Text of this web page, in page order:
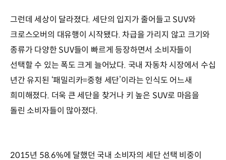
그런데 세상이 달라졌다. 세단의 입지가 줄어들고 SUV와
크로스오버의 대유행이 시작됐다. 차급을 가리지 않고 크기와
종류가 다양한 SUV들이 빠르게 등장하면서 소비자들이
선택할 수 있는 폭도 크게 늘어났다. 국내 자동차 시장에서 수십
년간 유지된 ‘패밀리카=중형 세단’이라는 인식도 어느새
희미해졌다. 더욱 큰 세단을 찾거나 키 높은 SUV로 마음을
돌린 소비자들이 많아졌다.
2015년 58.6%에 달했던 국내 소비자의 세단 선택 비중이